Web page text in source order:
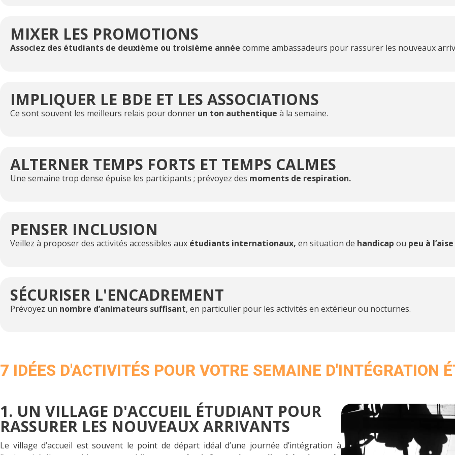
MIXER LES PROMOTIONS
Associez des étudiants de deuxième ou troisième année comme ambassadeurs pour rassurer les nouveaux
IMPLIQUER LE BDE ET LES ASSOCIATIONS
Ce sont souvent les meilleurs relais pour donner un ton authentique à la semaine.
ALTERNER TEMPS FORTS ET TEMPS CALMES
Une semaine trop dense épuise les participants ; prévoyez des moments de respiration.
PENSER INCLUSION
Veillez à proposer des activités accessibles aux étudiants internationaux, en situation de handicap ou peu à
SÉCURISER L'ENCADREMENT
Prévoyez un nombre d’animateurs suffisant, en particulier pour les activités en extérieur ou nocturnes.
7 IDÉES D'ACTIVITÉS POUR VOTRE SEMAINE D'INTÉGRATION
1. UN VILLAGE D'ACCUEIL ÉTUDIANT POUR
RASSURER LES NOUVEAUX ARRIVANTS
Le village d’accueil est souvent le point de départ idéal d’une journée d’intégration à